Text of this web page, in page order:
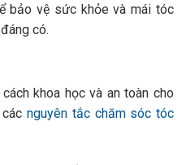
bảo vệ sức khỏe và mái tóc
có.
khoa học và an toàn cho
cácnguyên tắc chăm sóc tóc